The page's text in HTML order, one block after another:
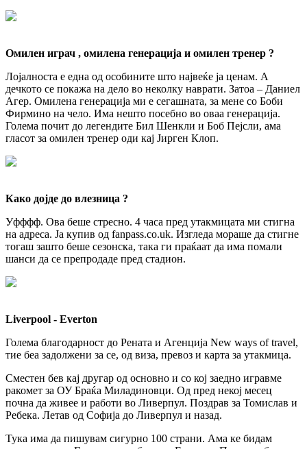
Омилен играч , омилена генерација и омилен тренер ?
Лојалноста е една од особините што највеќе ја ценам. А
дечкото се покажа на дело во неколку наврати. Затоа – Даниел
Агер. Омилена генерација ми е сегашната, за мене со Боби
Фирмино на чело. Има нешто посебно во оваа генерација.
Голема почит до легендите Бил Шенкли и Боб Пејсли, ама
гласот за омилен тренер оди кај Јирген Клоп.
Како дојде до влезница ?
Уфффф. Ова беше стресно. 4 часа пред утакмицата ми стигна
на адреса. Ја купив од fanpass.co.uk. Изгледа мораше да стигне
тогаш зашто беше сезонска, така ги праќаат да има помали
шанси да се препродаде пред стадион.
Liverpool - Everton
Голема благодарност до Рената и Агенција New ways of travel,
тие беа задолжени за се, од виза, превоз и карта за утакмица.
Сместен бев кај другар од основно и со кој заедно игравме
ракомет за ОУ Браќа Миладиновци. Од пред некој месец
почна да живее и работи во Ливерпул. Поздрав за Томислав и
Ребека. Летав од Софија до Ливерпул и назад.
Тука има да пишувам сигурно 100 страни. Ама ке бидам